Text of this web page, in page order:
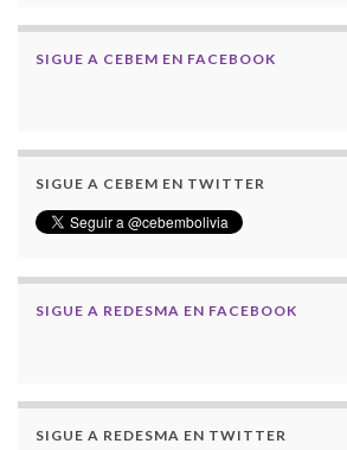
SIGUE A CEBEM EN FACEBOOK
SIGUE A CEBEM EN TWITTER
SIGUE A REDESMA EN FACEBOOK
SIGUE A REDESMA EN TWITTER